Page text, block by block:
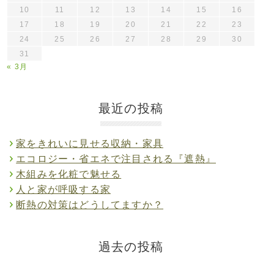
10
11 12 13 14 15
16
17
18 19 20 21 22
23
24
25 26 27 28 29
30
31
« 3月
最近の投稿
家をきれいに見せる収納・家具
エコロジー・省エネで注目される『遮熱』
木組みを化粧で魅せる
人と家が呼吸する家
断熱の対策はどうしてますか？
過去の投稿